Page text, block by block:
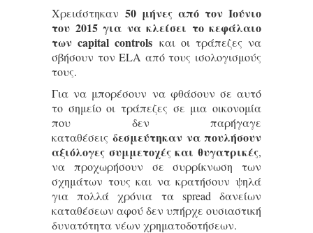
Χρειάστηκαν 50 μήνες από τον Ιούνιο
του 2015 για να κλείσει το κεφάλαιο
των capital controls και οι τράπεζες να
σβήσουν τον ELA από τους ισολογισμούς
τους.
Για να μπορέσουν να φθάσουν σε αυτό
το σημείο οι τράπεζες σε μια οικονομία
που δεν παρήγαγε
καταθέσειςδεσμεύτηκαν να πουλήσουν
αξιόλογες συμμετοχές και θυγατρικές,
να προχωρήσουν σε συρρίκνωση των
σχημάτων τους και να κρατήσουν ψηλά
για πολλά χρόνια τα spread δανείων
καταθέσεων αφού δεν υπήρχε ουσιαστική
δυνατότητα νέων χρηματοδοτήσεων.